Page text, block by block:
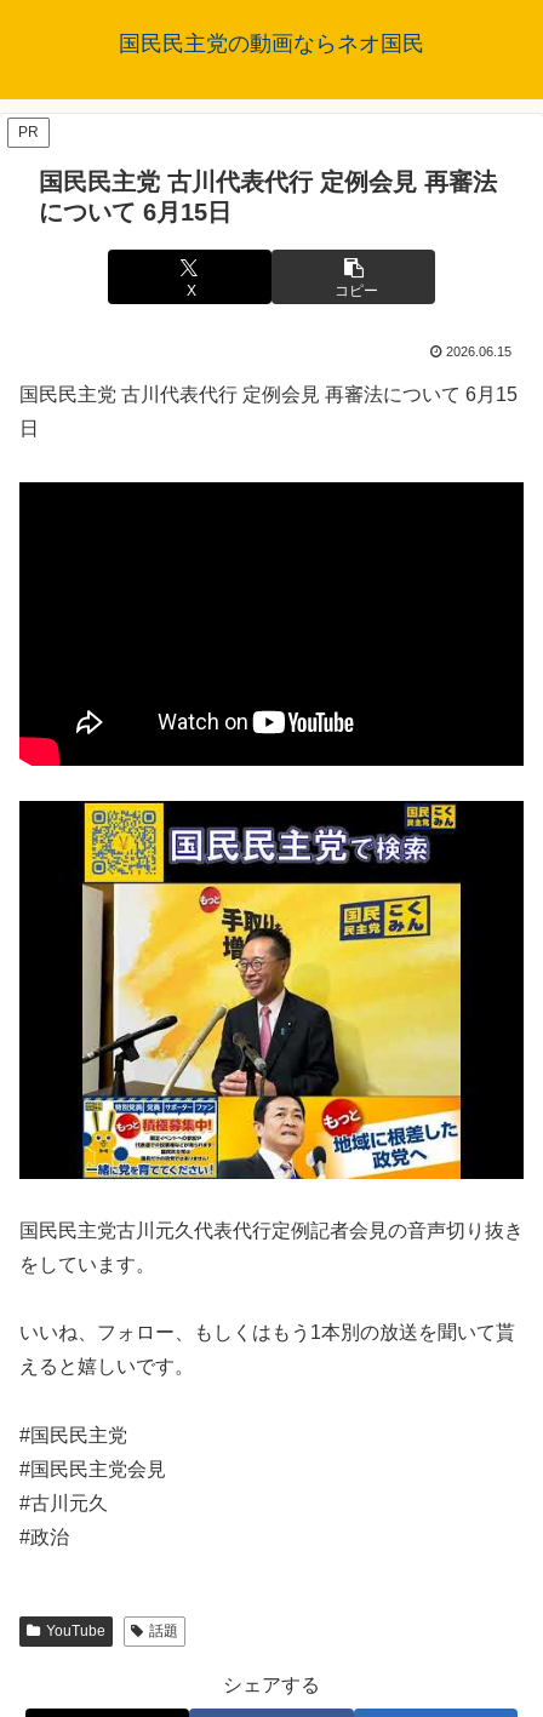
国民民主党の動画ならネオ国民
PR
国民民主党 古川代表代行 定例会見 再審法
について 6月15日
X コピー
2026.06.15
国民民主党 古川代表代行 定例会見 再審法について 6月15
日
国民民主党古川元久代表代行定例記者会見の音声切り抜き
をしています。
いいね、フォロー、もしくはもう1本別の放送を聞いて貰
えると嬉しいです。
#国民民主党
#国民民主党会見
#古川元久
#政治
YouTube 話題
シェアする